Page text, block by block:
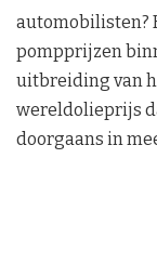
automobilisten?
pompprijzen
uitbreiding van
wereldolieprijs
doorgaans in